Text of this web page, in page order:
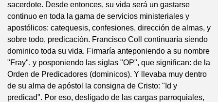
sacerdote. Desde entonces, su vida será un gastarse
continuo en toda la gama de servicios ministeriales y
apostólicos: catequesis, confesiones, dirección de almas, y
sobre todo, predicación. Francisco Coll continuaría siendo
dominico toda su vida. Firmaría anteponiendo a su nombre
"Fray", y posponiendo las siglas "OP", que significan: de la
Orden de Predicadores (dominicos). Y llevaba muy dentro
de su alma de apóstol la consigna de Cristo: "Id y
predicad". Por eso, desligado de las cargas parroquiales,